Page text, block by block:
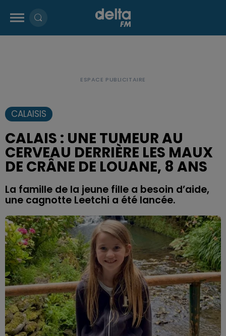
CALAISIS
CALAIS : UNE TUMEUR AU
CERVEAU DERRIÈRE LES MAUX
DE CRÂNE DE LOUANE, 8 ANS
La famille de la jeune fille a besoin d’aide,
une cagnotte Leetchi a été lancée.